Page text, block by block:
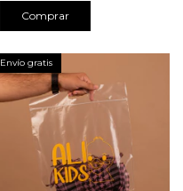
Comprar
Envío gratis